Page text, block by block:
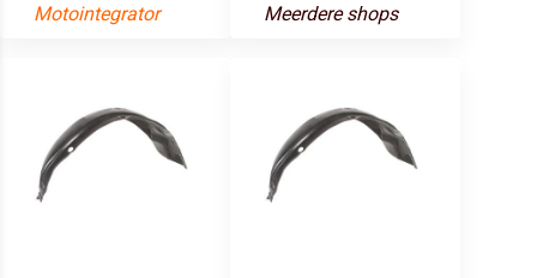
Motointegrator Meerdere shops